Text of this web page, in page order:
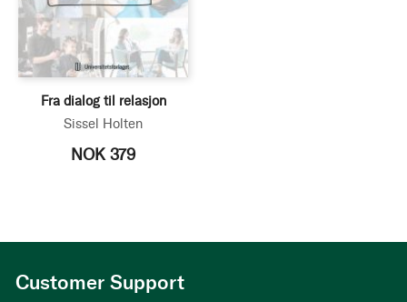
Fra dialog til relasjon
Sissel Holten
NOK 379
Customer Support